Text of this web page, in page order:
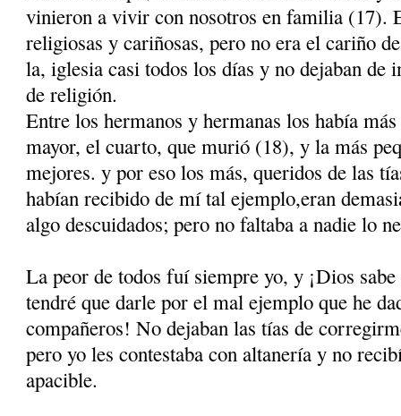
vinieron a vivir con nosotros en familia (17).
religiosas y cariñosas, pero no era el cariño
la, iglesia casi todos los días y no dejaban de
de religión.
Entre los hermanos y hermanas los había
mayor, el cuarto, que murió (18), y la más
mejores. y por eso los más, queridos de las
habían recibido de mí tal ejemplo,eran
algo descuidados; pero no faltaba a nadie lo
La peor de todos fuí siempre yo, y ¡Dios sabe
tendré que darle por el mal ejemplo que he
compañeros! No dejaban las tías de
pero yo les contestaba con altanería y no
apacible.